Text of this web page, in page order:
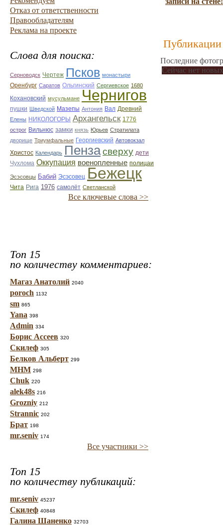
Отказ от ответственности
Правообладателям
Реклама на проекте
Слова для поиска:
Серноводск Чертеж Псков монастыри
Оренбург Саратов Ольгинский Сергиевское 1680
Кохановский мусульмане Чернигов
пушки Шведской Мазепы Антония Вал Древний
Елены НИКОЛОГОРЫ Архангельск 1776
острог Вильнюс замки князь Юрьев Стратилата
дворище Триумфальные Георгиевский Автовокзал
Христос Календарь Пензасверху дети
Чухлома Оккупация военопленные полицаи
Эсэсовцы Бабий Эсэсовец Бежецк
Чита Рига 1976 самолёт Светланской
Все ключевые слова >>
Топ 15
по количеству комментариев:
Магаз Анатолий 2040
poroch 1132
sm 865
Yana 398
Admin 334
Борис Ассеев 320
Скилеф 305
Белков Альберт 299
МНМ 298
Chuk 220
alek48s 216
Grozniy 212
Strannic 202
Брат 198
mr.seniv 174
Все участники >>
Топ 15
по количеству публикаций:
mr.seniv 45237
Скилеф 40848
Галина Шаненко 32703
Публикации
Последние
Сейчас нет